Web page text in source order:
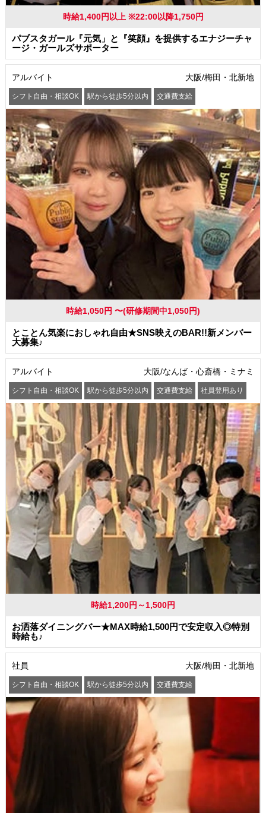
時給1,400円以上 ※22:00以降1,750円
パブスタガール『元気」と『笑顔』を提供するエナジーチャ
ージ・ガールズサポーター
アルバイト 大阪/梅田・北新地
シフト自由・相談OK 駅から徒歩5分以内 交通費支給
時給1,050円 〜(研修期間中1,050円)
とことん気楽におしゃれ自由★SNS映えのBAR!!新メンバー
大募集♪
アルバイト 大阪/なんば・心斎橋・ミナミ
シフト自由・相談OK 駅から徒歩5分以内 交通費支給 社員登用あり
時給1,200円～1,500円
お洒落ダイニングバー★MAX時給1,500円で安定収入◎特別
時給も♪
社員 大阪/梅田・北新地
シフト自由・相談OK 駅から徒歩5分以内 交通費支給